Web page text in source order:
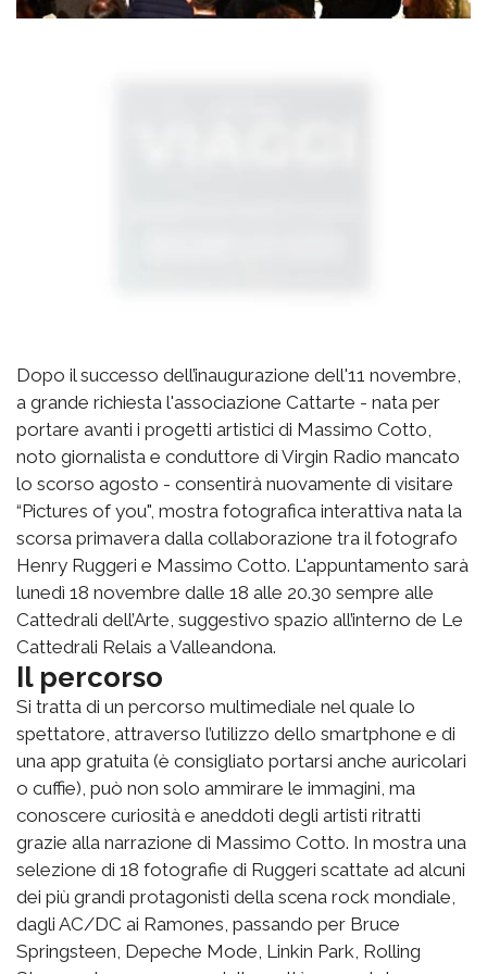
Dopo il successo dell’inaugurazione dell'11 novembre,
a grande richiesta l'associazione Cattarte - nata per
portare avanti i progetti artistici di Massimo Cotto,
noto giornalista e conduttore di Virgin Radio mancato
lo scorso agosto - consentirà nuovamente di visitare
“Pictures of you", mostra fotografica interattiva nata la
scorsa primavera dalla collaborazione tra il fotografo
Henry Ruggeri e Massimo Cotto. L'appuntamento sarà
lunedì 18 novembre dalle 18 alle 20.30 sempre alle
Cattedrali dell’Arte, suggestivo spazio all’interno de Le
Cattedrali Relais a Valleandona.
Il percorso
Si tratta di un percorso multimediale nel quale lo
spettatore, attraverso l’utilizzo dello smartphone e di
una app gratuita (è consigliato portarsi anche auricolari
o cuffie), può non solo ammirare le immagini, ma
conoscere curiosità e aneddoti degli artisti ritratti
grazie alla narrazione di Massimo Cotto. In mostra una
selezione di 18 fotografie di Ruggeri scattate ad alcuni
dei più grandi protagonisti della scena rock mondiale,
dagli AC/DC ai Ramones, passando per Bruce
Springsteen, Depeche Mode, Linkin Park, Rolling